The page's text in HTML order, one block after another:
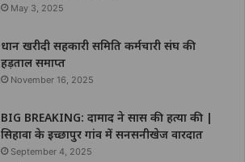
May 3, 2025
धान खरीदी सहकारी समिति कर्मचारी संघ की
हड़ताल समाप्त
November 16, 2025
BIG BREAKING: दामाद ने सास की हत्या की |
सिहावा के इच्छापुर गांव में सनसनीखेज वारदात
September 4, 2025